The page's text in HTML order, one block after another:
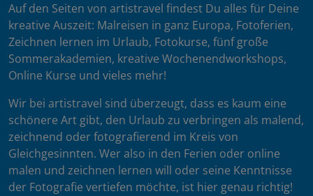
Auf den Seiten von artistravel findest Du alles für Deine
kreative Auszeit: Malreisen in ganz Europa, Fotoferien,
Zeichnen lernen im Urlaub, Fotokurse, fünf große
Sommerakademien, kreative Wochenendworkshops,
Online Kurse und vieles mehr!
Wir bei artistravel sind überzeugt, dass es kaum eine
schönere Art gibt, den Urlaub zu verbringen als malend,
zeichnend oder fotografierend im Kreis von
Gleichgesinnten. Wer also in den Ferien oder online
malen und zeichnen lernen will oder seine Kenntnisse
der Fotografie vertiefen möchte, ist hier genau richtig!